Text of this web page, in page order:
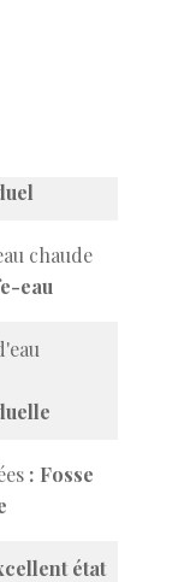
chaude
eau
Fosse
état